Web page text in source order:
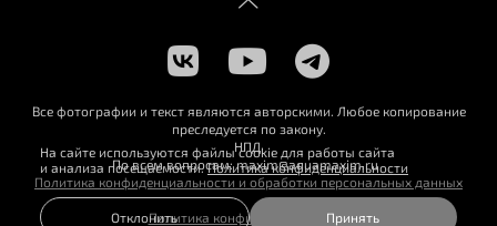
Все фотографии и текст являются авторскими. Любое копирование
преследуется по закону.
НПД
По всем вопросам: maxim@aquamaxim.ru
Политика конфиденциальности и обработки персональных данных
Политика конфиденциальности
На сайте используются файлы cookie для работы сайта
и анализа посещаемости.Политика конфиденциальности
Отклонить Принять